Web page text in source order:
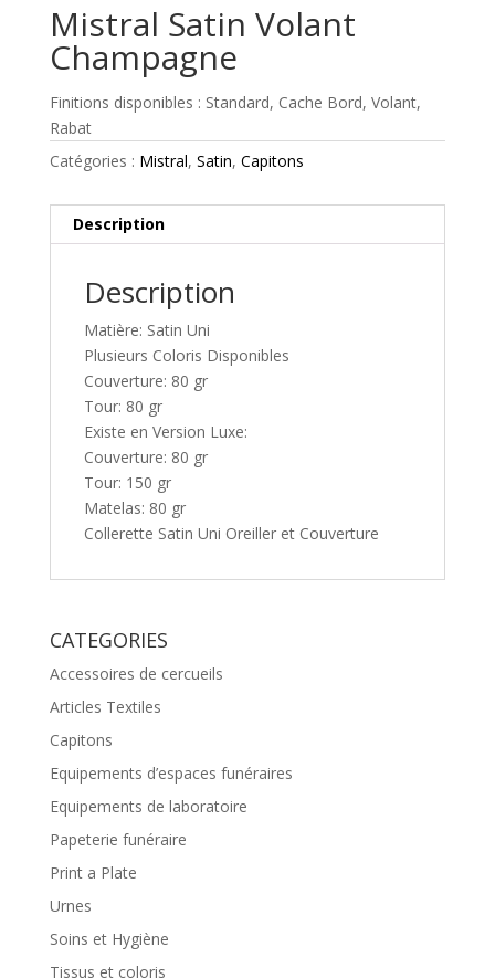
Mistral Satin Volant
Champagne
Finitions disponibles : Standard, Cache Bord, Volant,
Rabat
Catégories : Mistral, Satin, Capitons
Description
Description
Matière: Satin Uni
Plusieurs Coloris Disponibles
Couverture: 80 gr
Tour: 80 gr
Existe en Version Luxe:
Couverture: 80 gr
Tour: 150 gr
Matelas: 80 gr
Collerette Satin Uni Oreiller et Couverture
CATEGORIES
Accessoires de cercueils
Articles Textiles
Capitons
Equipements d’espaces funéraires
Equipements de laboratoire
Papeterie funéraire
Print a Plate
Urnes
Soins et Hygiène
Tissus et coloris